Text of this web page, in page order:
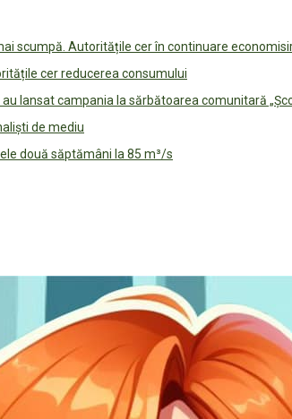
scumpă. Autoritățile cer în continuare
cer reducerea consumului
lansat campania la sărbătoarea comunitară
de mediu
două săptămâni la 85 m³/s